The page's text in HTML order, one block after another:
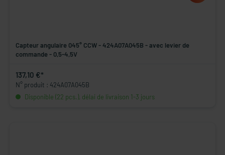
Capteur angulaire 045° CCW - 424A07A045B - avec levier de
commande - 0,5-4,5V
137,10 €*
N° produit : 424A07A045B
Disponible (22 pcs.), délai de livraison 1-3 jours